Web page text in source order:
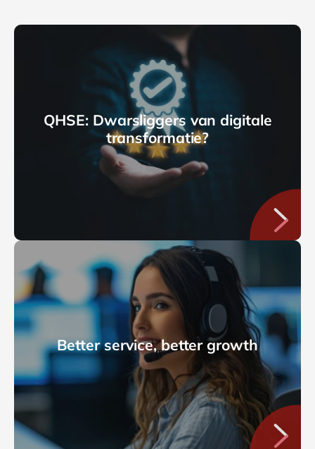
QHSE: Dwarsliggers van digitale
transformatie?
Better service, better growth